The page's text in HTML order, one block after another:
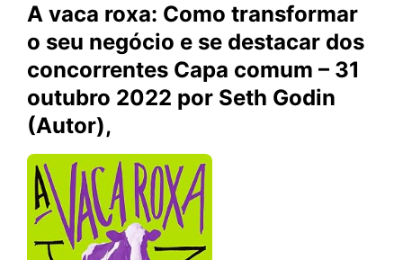
A vaca roxa: Como transformar
o seu negócio e se destacar dos
concorrentes Capa comum – 31
outubro 2022 por Seth Godin
(Autor),